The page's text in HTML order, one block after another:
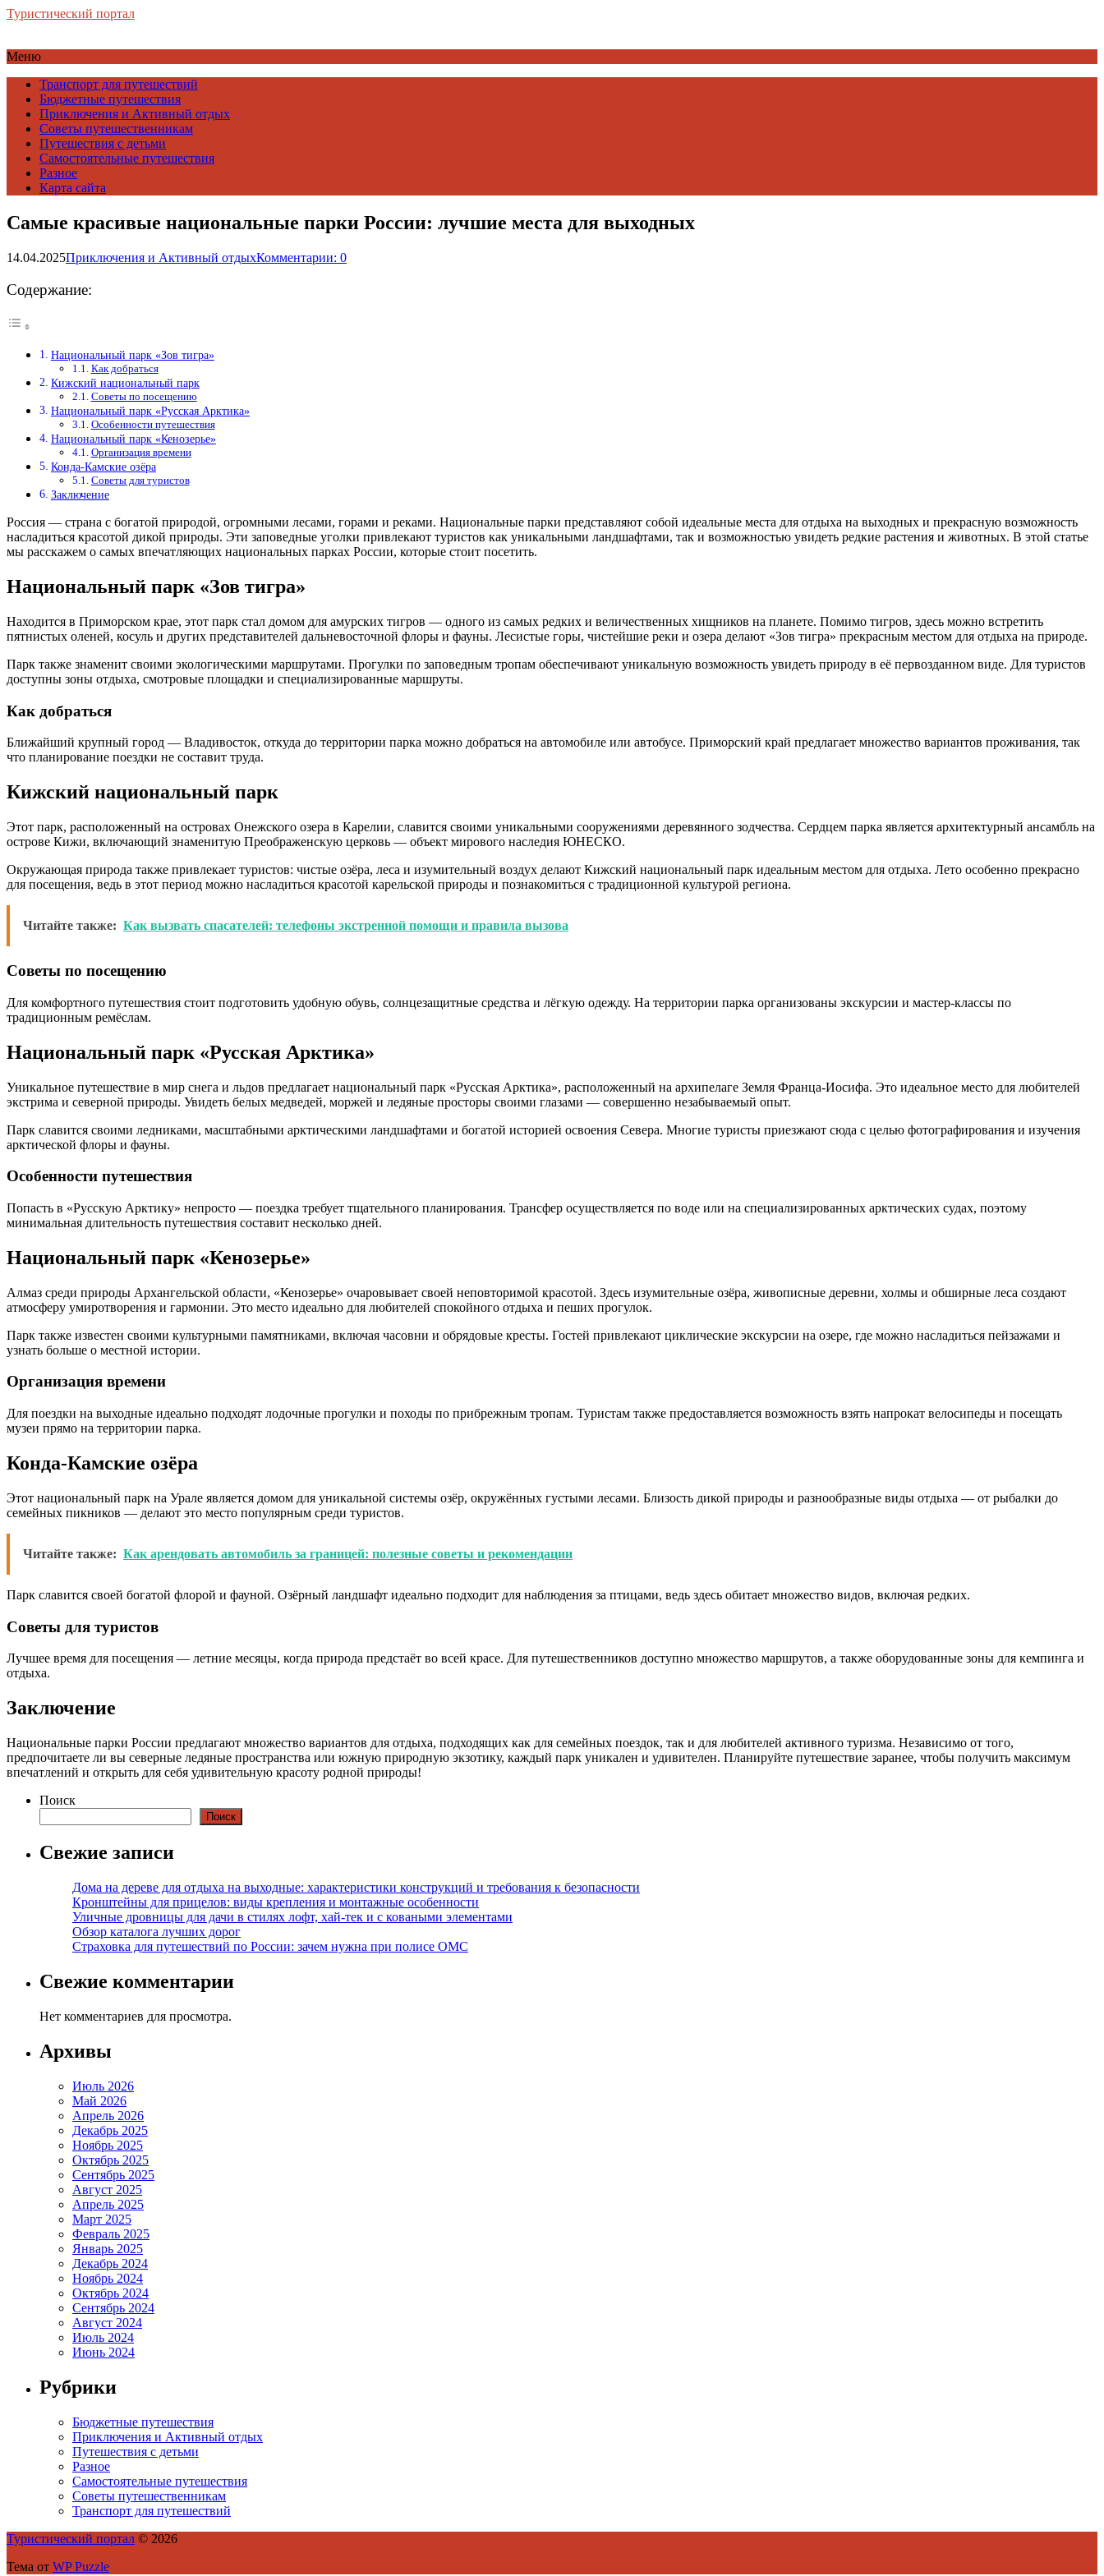
Туристический портал
Меню
Транспорт для путешествий
Бюджетные путешествия
Приключения и Активный отдых
Советы путешественникам
Путешествия с детьми
Самостоятельные путешествия
Разное
Карта сайта
Самые красивые национальные парки России: лучшие места для выходных
14.04.2025Приключения и Активный отдыхКомментарии: 0
Содержание:
Национальный парк «Зов тигра»
Как добраться
Кижский национальный парк
Советы по посещению
Национальный парк «Русская Арктика»
Особенности путешествия
Национальный парк «Кенозерье»
Организация времени
Конда-Камские озёра
Советы для туристов
Заключение
Россия — страна с богатой природой, огромными лесами, горами и реками. Национальные парки представляют собой идеальные места для отдыха на выходных и прекрасную возможность
насладиться красотой дикой природы. Эти заповедные уголки привлекают туристов как уникальными ландшафтами, так и возможностью увидеть редкие растения и животных. В этой статье
мы расскажем о самых впечатляющих национальных парках России, которые стоит посетить.
Национальный парк «Зов тигра»
Находится в Приморском крае, этот парк стал домом для амурских тигров — одного из самых редких и величественных хищников на планете. Помимо тигров, здесь можно встретить
пятнистых оленей, косуль и других представителей дальневосточной флоры и фауны. Лесистые горы, чистейшие реки и озера делают «Зов тигра» прекрасным местом для отдыха на природе.
Парк также знаменит своими экологическими маршрутами. Прогулки по заповедным тропам обеспечивают уникальную возможность увидеть природу в её первозданном виде. Для туристов
доступны зоны отдыха, смотровые площадки и специализированные маршруты.
Как добраться
Ближайший крупный город — Владивосток, откуда до территории парка можно добраться на автомобиле или автобусе. Приморский край предлагает множество вариантов проживания, так
что планирование поездки не составит труда.
Кижский национальный парк
Этот парк, расположенный на островах Онежского озера в Карелии, славится своими уникальными сооружениями деревянного зодчества. Сердцем парка является архитектурный ансамбль на
острове Кижи, включающий знаменитую Преображенскую церковь — объект мирового наследия ЮНЕСКО.
Окружающая природа также привлекает туристов: чистые озёра, леса и изумительный воздух делают Кижский национальный парк идеальным местом для отдыха. Лето особенно прекрасно
для посещения, ведь в этот период можно насладиться красотой карельской природы и познакомиться с традиционной культурой региона.
Читайте также: Как вызвать спасателей: телефоны экстренной помощи и правила вызова
Советы по посещению
Для комфортного путешествия стоит подготовить удобную обувь, солнцезащитные средства и лёгкую одежду. На территории парка организованы экскурсии и мастер-классы по
традиционным ремёслам.
Национальный парк «Русская Арктика»
Уникальное путешествие в мир снега и льдов предлагает национальный парк «Русская Арктика», расположенный на архипелаге Земля Франца-Иосифа. Это идеальное место для любителей
экстрима и северной природы. Увидеть белых медведей, моржей и ледяные просторы своими глазами — совершенно незабываемый опыт.
Парк славится своими ледниками, масштабными арктическими ландшафтами и богатой историей освоения Севера. Многие туристы приезжают сюда с целью фотографирования и изучения
арктической флоры и фауны.
Особенности путешествия
Попасть в «Русскую Арктику» непросто — поездка требует тщательного планирования. Трансфер осуществляется по воде или на специализированных арктических судах, поэтому
минимальная длительность путешествия составит несколько дней.
Национальный парк «Кенозерье»
Алмаз среди природы Архангельской области, «Кенозерье» очаровывает своей неповторимой красотой. Здесь изумительные озёра, живописные деревни, холмы и обширные леса создают
атмосферу умиротворения и гармонии. Это место идеально для любителей спокойного отдыха и пеших прогулок.
Парк также известен своими культурными памятниками, включая часовни и обрядовые кресты. Гостей привлекают циклические экскурсии на озере, где можно насладиться пейзажами и
узнать больше о местной истории.
Организация времени
Для поездки на выходные идеально подходят лодочные прогулки и походы по прибрежным тропам. Туристам также предоставляется возможность взять напрокат велосипеды и посещать
музеи прямо на территории парка.
Конда-Камские озёра
Этот национальный парк на Урале является домом для уникальной системы озёр, окружённых густыми лесами. Близость дикой природы и разнообразные виды отдыха — от рыбалки до
семейных пикников — делают это место популярным среди туристов.
Читайте также: Как арендовать автомобиль за границей: полезные советы и рекомендации
Парк славится своей богатой флорой и фауной. Озёрный ландшафт идеально подходит для наблюдения за птицами, ведь здесь обитает множество видов, включая редких.
Советы для туристов
Лучшее время для посещения — летние месяцы, когда природа предстаёт во всей красе. Для путешественников доступно множество маршрутов, а также оборудованные зоны для кемпинга и
отдыха.
Заключение
Национальные парки России предлагают множество вариантов для отдыха, подходящих как для семейных поездок, так и для любителей активного туризма. Независимо от того,
предпочитаете ли вы северные ледяные пространства или южную природную экзотику, каждый парк уникален и удивителен. Планируйте путешествие заранее, чтобы получить максимум
впечатлений и открыть для себя удивительную красоту родной природы!
Поиск
Поиск
Свежие записи
Дома на дереве для отдыха на выходные: характеристики конструкций и требования к безопасности
Кронштейны для прицелов: виды крепления и монтажные особенности
Уличные дровницы для дачи в стилях лофт, хай-тек и с коваными элементами
Обзор каталога лучших дорог
Страховка для путешествий по России: зачем нужна при полисе ОМС
Свежие комментарии
Нет комментариев для просмотра.
Архивы
Июль 2026
Май 2026
Апрель 2026
Декабрь 2025
Ноябрь 2025
Октябрь 2025
Сентябрь 2025
Август 2025
Апрель 2025
Март 2025
Февраль 2025
Январь 2025
Декабрь 2024
Ноябрь 2024
Октябрь 2024
Сентябрь 2024
Август 2024
Июль 2024
Июнь 2024
Рубрики
Бюджетные путешествия
Приключения и Активный отдых
Путешествия с детьми
Разное
Самостоятельные путешествия
Советы путешественникам
Транспорт для путешествий
Туристический портал © 2026
Тема от WP Puzzle